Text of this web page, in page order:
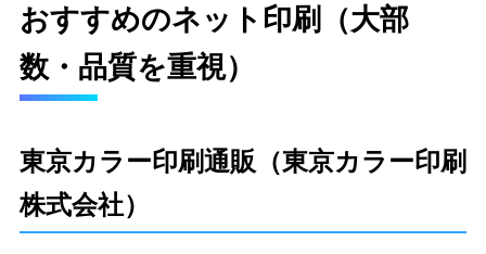
おすすめのネット印刷（大部
数・品質を重視）
東京カラー印刷通販（東京カラー印刷
株式会社）